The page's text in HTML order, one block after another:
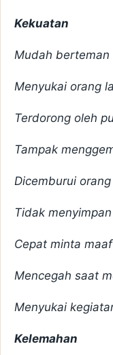
Kekuatan
Mudah berteman
Menyukai orang
Terdorong oleh
Tampak
Dicemburui
Tidak
Cepat minta maaf
Mencegah saat
Menyukai
Kelemahan